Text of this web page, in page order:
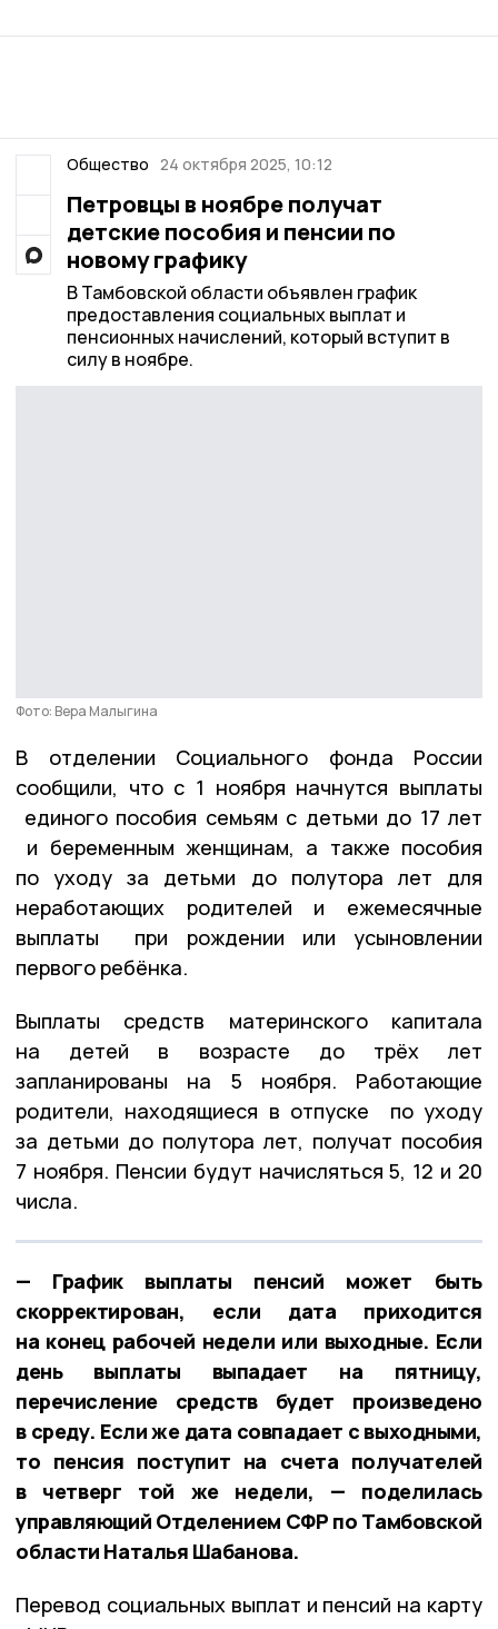
Общество 24 октября 2025, 10:12
Петровцы в ноябре получат
детские пособия и пенсии по
новому графику
В Тамбовской области объявлен график
предоставления социальных выплат и
пенсионных начислений, который вступит в
силу в ноябре.
Фото: Вера Малыгина
В отделении Социального фонда России
сообщили, что с 1 ноября начнутся выплаты
единого пособия семьям с детьми до 17 лет
и беременным женщинам, а также пособия
по уходу за детьми до полутора лет для
неработающих родителей и ежемесячные
выплаты при рождении или усыновлении
первого ребёнка.
Выплаты средств материнского капитала
на детей в возрасте до трёх лет
запланированы на 5 ноября. Работающие
родители, находящиеся в отпуске по уходу
за детьми до полутора лет, получат пособия
7 ноября. Пенсии будут начисляться 5, 12 и 20
числа.
— График выплаты пенсий может быть
скорректирован, если дата приходится
на конец рабочей недели или выходные. Если
день выплаты выпадает на пятницу,
перечисление средств будет произведено
в среду. Если же дата совпадает с выходными,
то пенсия поступит на счета получателей
в четверг той же недели, — поделилась
управляющий Отделением СФР по Тамбовской
области Наталья Шабанова.
Перевод социальных выплат и пенсий на карту